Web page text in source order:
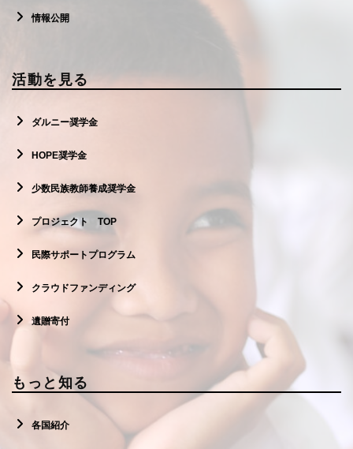
情報公開
活動を見る
ダルニー奨学金
HOPE奨学金
少数民族教師養成奨学金
プロジェクト TOP
民際サポートプログラム
クラウドファンディング
遺贈寄付
もっと知る
各国紹介